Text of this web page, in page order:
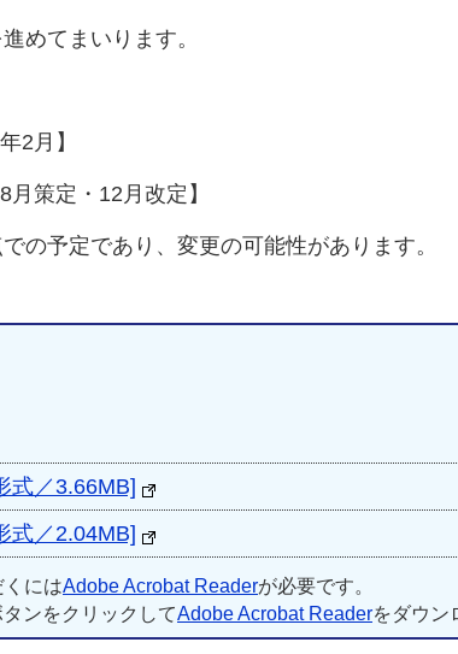
めてまいります。
2月】
8月策定・12月改定】
予定であり、変更の可能性があります。
ダウンロード
式／3.66MB]
式／2.04MB]
にはAdobe Acrobat Readerが必要です。
ンをクリックしてAdobe Acrobat Readerをダウン